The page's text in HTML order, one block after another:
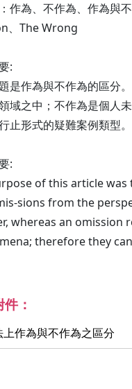
作為、不作為、作為
、The Wrong
:
是作為與不作為的區分
域之中；不作為是個人
止形式的疑難案例類型。
:
of this article
sions from the
whereas an
therefore they
：
上作為與不作為之區分